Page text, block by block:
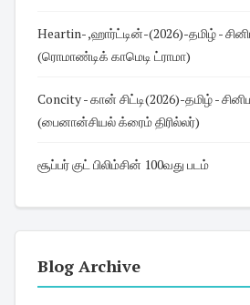
Heartin- ,ஹார்ட்டின்-(2026)-தமிழ் -
(ரொமாண்டிக் காமெடி ட்ராமா)
Concity - கான் சிட்டி(2026)-தமிழ் -
(பைனான்சியல் க்ரைம் திரில்லர்)
சூப்பர் குட் பிலிம்சின் 100வது படம்
Blog Archive